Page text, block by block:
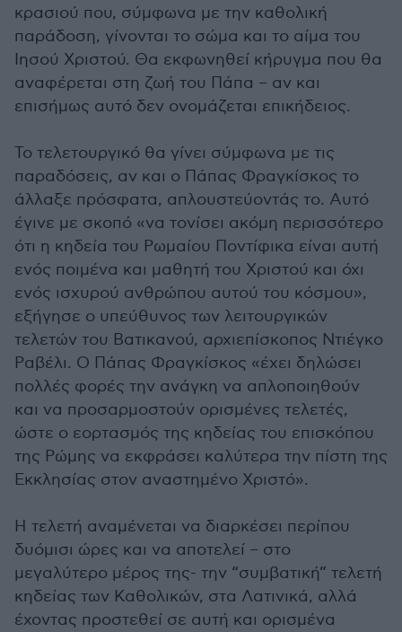
κρασιού που, σύμφωνα με την καθολική
παράδοση, γίνονται το σώμα και το αίμα του
Ιησού Χριστού. Θα εκφωνηθεί κήρυγμα που θα
αναφέρεται στη ζωή του Πάπα – αν και
επισήμως αυτό δεν ονομάζεται επικήδειος.
Το τελετουργικό θα γίνει σύμφωνα με τις
παραδόσεις, αν και ο Πάπας Φραγκίσκος το
άλλαξε πρόσφατα, απλουστεύοντάς το. Αυτό
έγινε με σκοπό «να τονίσει ακόμη περισσότερο
ότι η κηδεία του Ρωμαίου Ποντίφικα είναι αυτή
ενός ποιμένα και μαθητή του Χριστού και όχι
ενός ισχυρού ανθρώπου αυτού του κόσμου»,
εξήγησε ο υπεύθυνος των λειτουργικών
τελετών του Βατικανού, αρχιεπίσκοπος Ντιέγκο
Ραβέλι. Ο Πάπας Φραγκίσκος «έχει δηλώσει
πολλές φορές την ανάγκη να απλοποιηθούν
και να προσαρμοστούν ορισμένες τελετές,
ώστε ο εορτασμός της κηδείας του επισκόπου
της Ρώμης να εκφράσει καλύτερα την πίστη της
Εκκλησίας στον αναστημένο Χριστό».
Η τελετή αναμένεται να διαρκέσει περίπου
δυόμισι ώρες και να αποτελεί – στο
μεγαλύτερο μέρος της- την “συμβατική” τελετή
κηδείας των Καθολικών, στα Λατινικά, αλλά
έχοντας προστεθεί σε αυτή και ορισμένα